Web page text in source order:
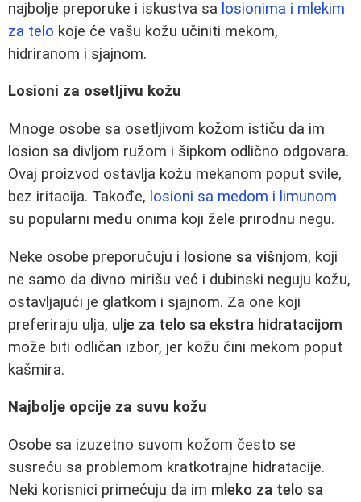
najbolje preporuke i iskustva sa losionima i mlekim
za telo koje će vašu kožu učiniti mekom,
hidriranom i sjajnom.
Losioni za osetljivu kožu
Mnoge osobe sa osetljivom kožom ističu da im
losion sa divljom ružom i šipkom odlično odgovara.
Ovaj proizvod ostavlja kožu mekanom poput svile,
bez iritacija. Takođe, losioni sa medom i limunom
su popularni među onima koji žele prirodnu negu.
Neke osobe preporučuju i losione sa višnjom, koji
ne samo da divno mirišu već i dubinski neguju kožu,
ostavljajući je glatkom i sjajnom. Za one koji
preferiraju ulja, ulje za telo sa ekstra hidratacijom
može biti odličan izbor, jer kožu čini mekom poput
kašmira.
Najbolje opcije za suvu kožu
Osobe sa izuzetno suvom kožom često se
susreću sa problemom kratkotrajne hidratacije.
Neki korisnici primećuju da im mleko za telo sa